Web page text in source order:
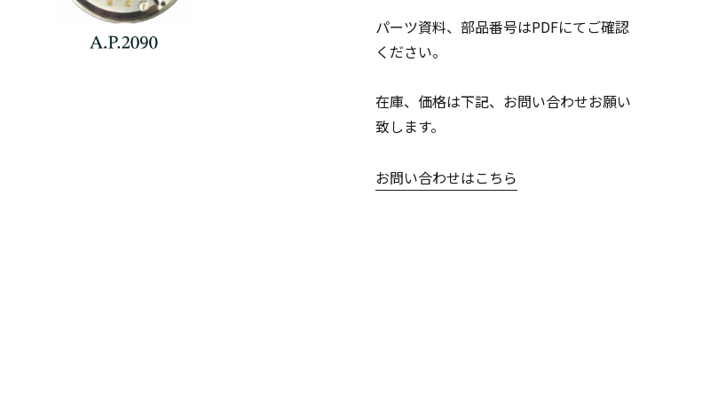
パーツ資料、部品番号はPDFにてご確認
ください。
在庫、価格は下記、お問い合わせお願い
致します。
お問い合わせはこちら